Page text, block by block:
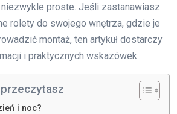
proste. Jeśli zastanawiasz
rolety do swojego wnętrza, gdzie je
montaż, ten artykuł dostarczy
i praktycznych wskazówek.
i noc?